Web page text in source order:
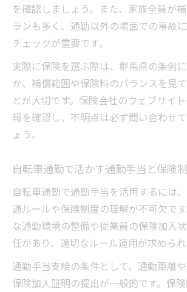
を確認しましょう。また、家族全員が
ランも多く、通勤以外の場面での事故
チェックが重要です。
実際に保険を選ぶ際は、群馬県の条例
か、補償範囲や保険料のバランスを見
とが大切です。保険会社のウェブサイ
報を確認し、不明点は必ず問い合わせ
ょう。
自転車通勤で活かす通勤手当と保険
自転車通勤で通勤手当を活用するには
通ルールや保険制度の理解が不可欠で
な通勤環境の整備や従業員の保険加入
任があり、適切なルール運用が求められ
通勤手当支給の条件として、通勤距離や
保険加入証明の提出が一般的です。保険